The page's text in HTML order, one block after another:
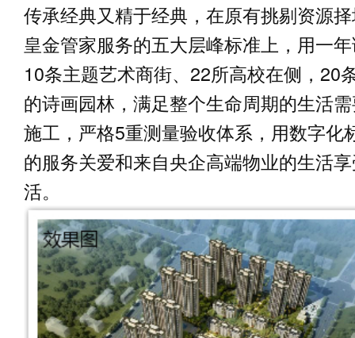
传承经典又精于经典，在原有挑剔资源
皇金管家服务的五大层峰标准上，用一
10条主题艺术商街、22所高校在侧，20
的诗画园林，满足整个生命周期的生活
施工，严格5重测量验收体系，用数字
的服务关爱和来自央企高端物业的生活
活。